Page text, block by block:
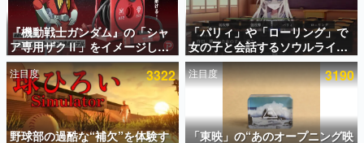
アプリセール情報
インタビュー
連載・特集一覧
殿堂入り記事
SNS拡散数が数千以上！ ページビュー数万以上！ などな
『機動戦士ガンダム』の「シャ
ア専用ザクⅡ」をイメージした
散水ホースリールが予約開始。
本体にはシャアのパーソナルマ
ークやジオン公国軍のエンブレ
ム、型式番号などを配置
「パリィ」や「ローリング」で
女の子と会話するソウルライク
恋愛ゲーム『小早川さんはソウ
ルライク』無料公開。返事に失
敗すると「YOU DIED」
注目度 3322
野球部の過酷な“補欠”を体験す
注目度 3190
「東映」の“あのオープニング映